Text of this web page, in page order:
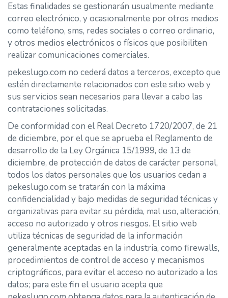
Estas finalidades se gestionarán usualmente mediante
correo electrónico, y ocasionalmente por otros medios
como teléfono, sms, redes sociales o correo ordinario,
y otros medios electrónicos o físicos que posibiliten
realizar comunicaciones comerciales.
pekeslugo.com no cederá datos a terceros, excepto que
estén directamente relacionados con este sitio web y
sus servicios sean necesarios para llevar a cabo las
contrataciones solicitadas.
De conformidad con el Real Decreto 1720/2007, de 21
de diciembre, por el que se aprueba el Reglamento de
desarrollo de la Ley Orgánica 15/1999, de 13 de
diciembre, de protección de datos de carácter personal,
todos los datos personales que los usuarios cedan a
pekeslugo.com se tratarán con la máxima
confidencialidad y bajo medidas de seguridad técnicas y
organizativas para evitar su pérdida, mal uso, alteración,
acceso no autorizado y otros riesgos. El sitio web
utiliza técnicas de seguridad de la información
generalmente aceptadas en la industria, como firewalls,
procedimientos de control de acceso y mecanismos
criptográficos, para evitar el acceso no autorizado a los
datos; para este fin el usuario acepta que